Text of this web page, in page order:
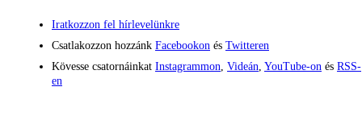
Iratkozzon fel hírlevelünkre
Csatlakozzon hozzánk Facebookon és Twitteren
Kövesse csatornáinkat Instagrammon, Videán, YouTube-on és RSS-
en